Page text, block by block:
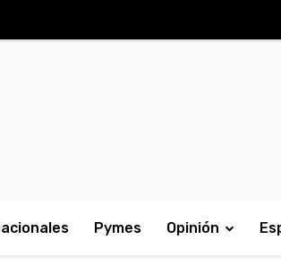
Pymes Opinión